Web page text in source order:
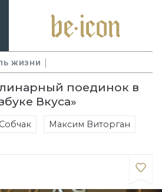
ЖИЗНИ
поединок в
Вкуса»
Максим Виторган